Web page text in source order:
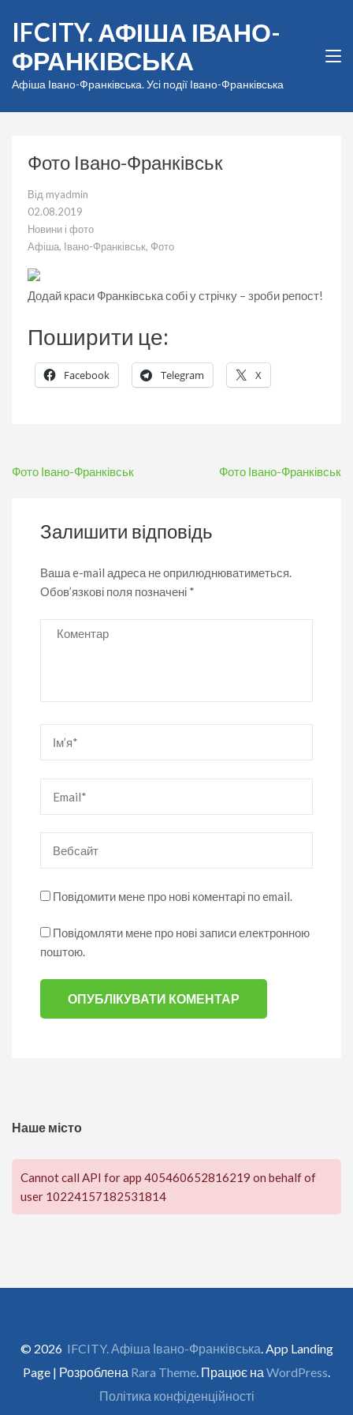
вмісту
(натисніть
Enter)
IFCITY. АФІША ІВАНО-
ФРАНКІВСЬКА
Афіша Івано-Франківська. Усі події Івано-Франківська
Фото Івано-Франківськ
Від myadmin
02.08.2019
Новини і фото
Афіша, Івано-Франківськ, Фото
Додай краси Франківська собі у стрічку – зроби репост!
Поширити це:
Facebook Telegram X
Навігація
Фото Івано-Франківськ Фото Івано-Франківськ
Залишити відповідь
Ваша e-mail адреса не оприлюднюватиметься.
Обов’язкові поля позначені *
Коментар
Повідомити мене про нові коментарі по email.
Повідомляти мене про нові записи електронною
поштою.
Наше місто
Cannot call API for app 405460652816219 on behalf of
user 10224157182531814
© 2026 IFCITY. Афіша Івано-Франківська . App Landing
Page | Розроблена Rara Theme . Працює на WordPress
Політика конфіденційності